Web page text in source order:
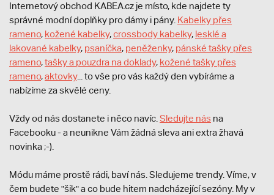
Internetový obchod KABEA.cz je místo, kde najdete ty
správné modní doplňky pro dámy i pány. Kabelky přes
rameno, kožené kabelky,crossbody kabelky, lesklé a
lakované kabelky, psaníčka, peněženky, pánské tašky přes
rameno,tašky a pouzdra na doklady, kožené tašky přes
rameno,aktovky... to vše pro vás každý den vybíráme a
nabízíme za skvělé ceny.
Vždy od nás dostanete i něco navíc. Sledujte nás na
Facebooku - a neunikne Vám žádná sleva ani extra žhavá
novinka ;-).
Módu máme prostě rádi, baví nás. Sledujeme trendy. Víme, v
čem budete "šik" a co bude hitem nadcházející sezóny. My v